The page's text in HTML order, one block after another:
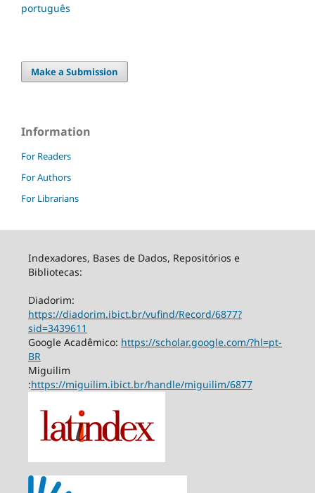
português
Make a Submission
Information
For Readers
For Authors
For Librarians
Indexadores, Bases de Dados, Repositórios e
Bibliotecas:
Diadorim:
https://diadorim.ibict.br/vufind/Record/6877?
sid=3439611
Google Acadêmico: https://scholar.google.com/?hl=pt-
BR
Miguilim
:https://miguilim.ibict.br/handle/miguilim/6877